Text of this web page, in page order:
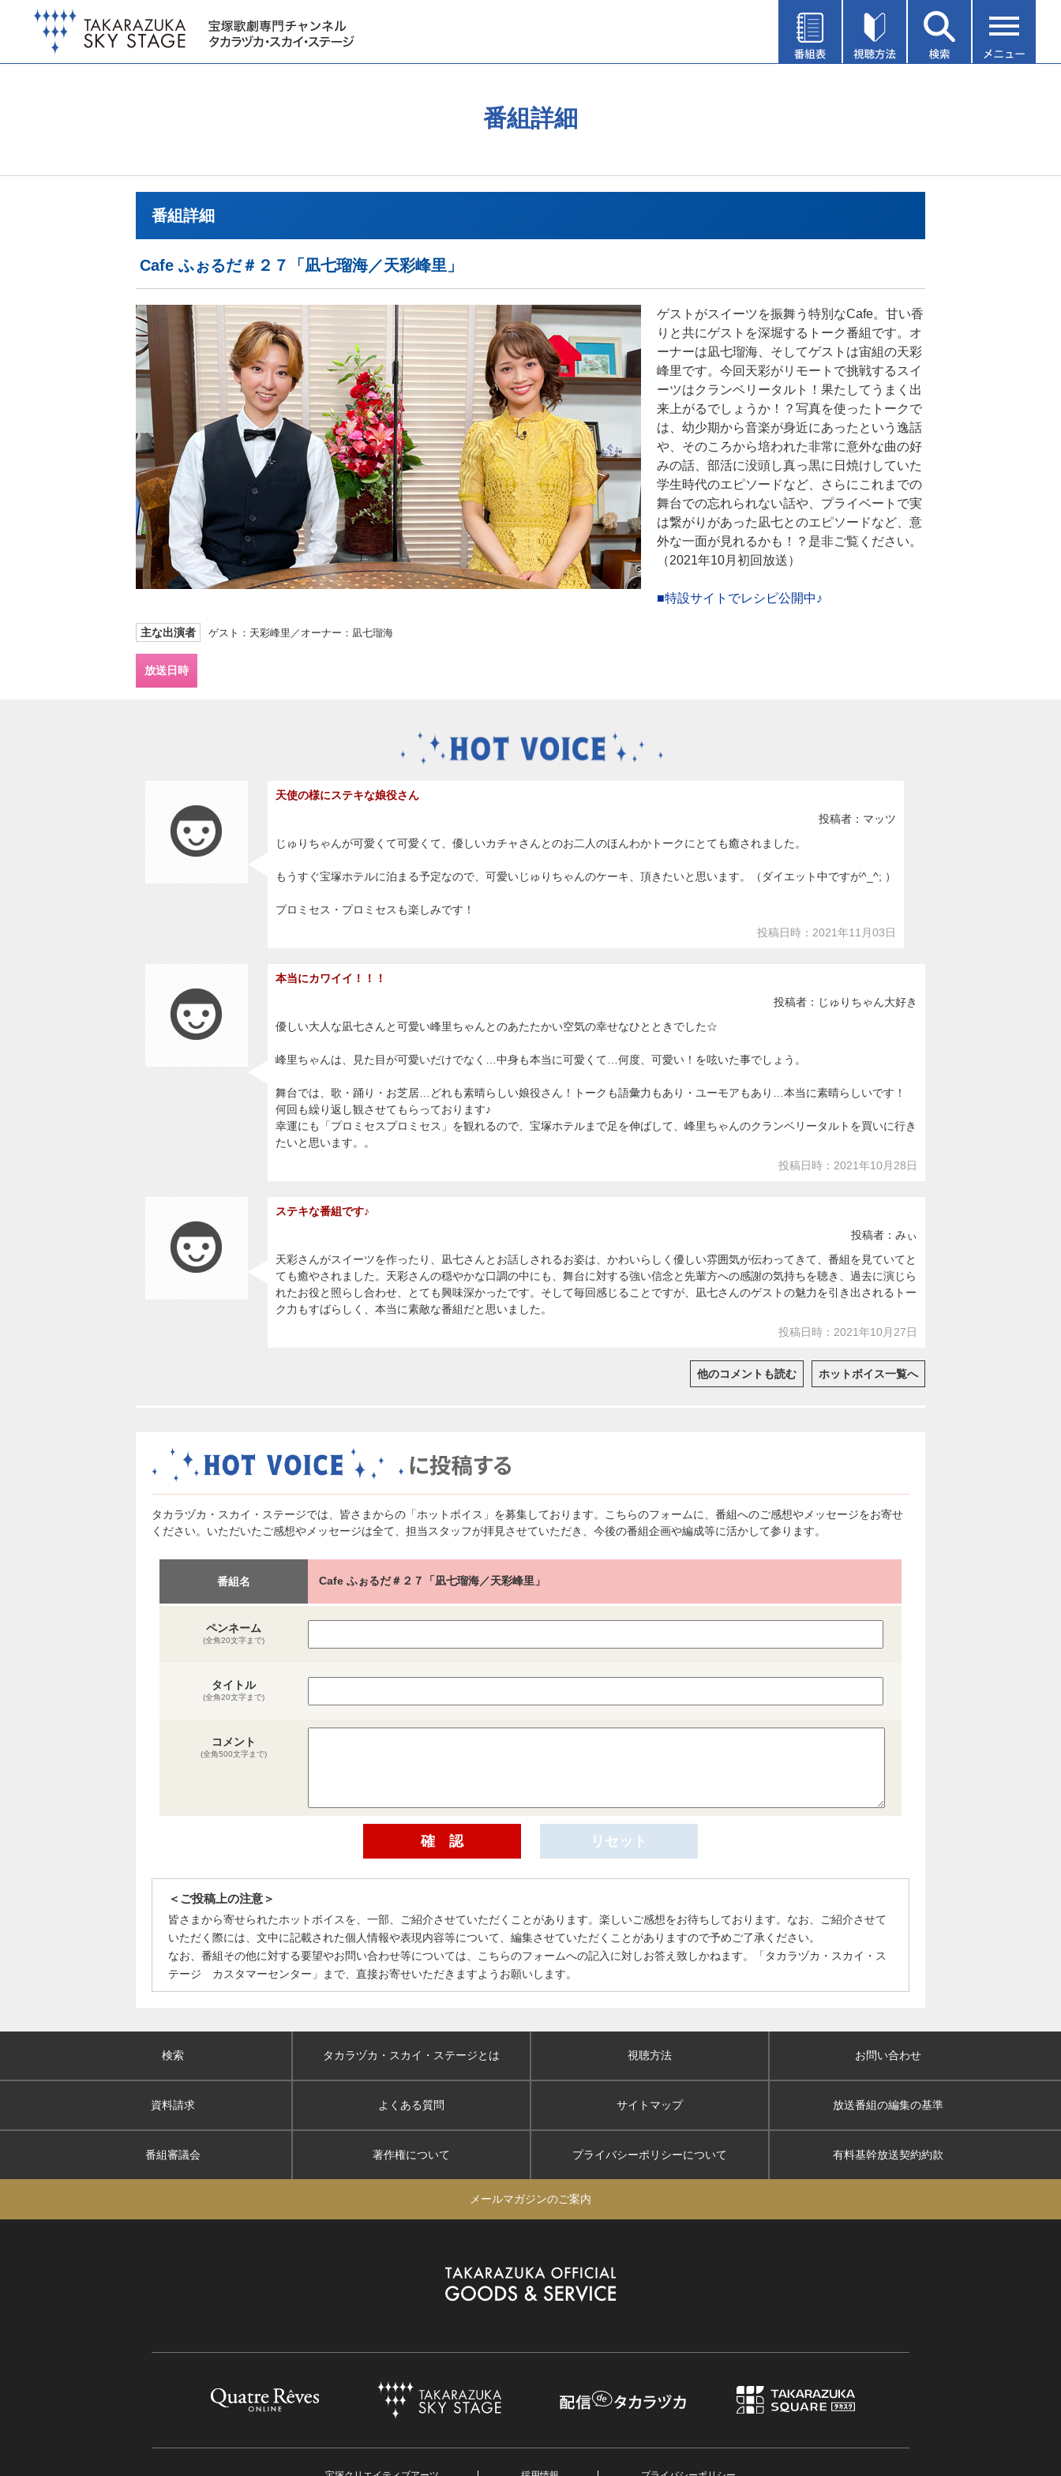
番組詳細
番組詳細
Cafe ふぉるだ＃２７「凪七瑠海／天彩峰里」
ゲストがスイーツを振舞う特別なCafe。甘い香
りと共にゲストを深堀するトーク番組です。オ
ーナーは凪七瑠海、そしてゲストは宙組の天彩
峰里です。今回天彩がリモートで挑戦するスイ
ーツはクランベリータルト！果たしてうまく出
来上がるでしょうか！？写真を使ったトークで
は、幼少期から音楽が身近にあったという逸話
や、そのころから培われた非常に意外な曲の好
みの話、部活に没頭し真っ黒に日焼けしていた
学生時代のエピソードなど、さらにこれまでの
舞台での忘れられない話や、プライベートで実
は繋がりがあった凪七とのエピソードなど、意
外な一面が見れるかも！？是非ご覧ください。
（2021年10月初回放送）
■特設サイトでレシピ公開中♪
主な出演者 ゲスト：天彩峰里／オーナー：凪七瑠海
放送日時
天使の様にステキな娘役さん
投稿者：マッツ
じゅりちゃんが可愛くて可愛くて、優しいカチャさんとのお二人のほんわかトークにとても癒されました。
もうすぐ宝塚ホテルに泊まる予定なので、可愛いじゅりちゃんのケーキ、頂きたいと思います。（ダイエット中ですが^_^; ）
プロミセス・プロミセスも楽しみです！
投稿日時：2021年11月03日
本当にカワイイ！！！
投稿者：じゅりちゃん大好き
優しい大人な凪七さんと可愛い峰里ちゃんとのあたたかい空気の幸せなひとときでした☆
峰里ちゃんは、見た目が可愛いだけでなく…中身も本当に可愛くて…何度、可愛い！を呟いた事でしょう。
舞台では、歌・踊り・お芝居…どれも素晴らしい娘役さん！トークも語彙力もあり・ユーモアもあり…本当に素晴らしいです！
何回も繰り返し観させてもらっております♪
幸運にも「プロミセスプロミセス」を観れるので、宝塚ホテルまで足を伸ばして、峰里ちゃんのクランベリータルトを買いに行き
たいと思います。。
投稿日時：2021年10月28日
ステキな番組です♪
投稿者：みぃ
天彩さんがスイーツを作ったり、凪七さんとお話しされるお姿は、かわいらしく優しい雰囲気が伝わってきて、番組を見ていてと
ても癒やされました。天彩さんの穏やかな口調の中にも、舞台に対する強い信念と先輩方への感謝の気持ちを聴き、過去に演じら
れたお役と照らし合わせ、とても興味深かったです。そして毎回感じることですが、凪七さんのゲストの魅力を引き出されるトー
ク力もすばらしく、本当に素敵な番組だと思いました。
投稿日時：2021年10月27日
他のコメントも読む ホットボイス一覧へ
タカラヅカ・スカイ・ステージでは、皆さまからの「ホットボイス」を募集しております。こちらのフォームに、番組へのご感想やメッセージをお寄せ
ください。いただいたご感想やメッセージは全て、担当スタッフが拝見させていただき、今後の番組企画や編成等に活かして参ります。
番組名 Cafe ふぉるだ＃２７「凪七瑠海／天彩峰里」
ペンネーム
(全角20文字まで)
タイトル
(全角20文字まで)
コメント
(全角500文字まで)
＜ご投稿上の注意＞
皆さまから寄せられたホットボイスを、一部、ご紹介させていただくことがあります。楽しいご感想をお待ちしております。なお、ご紹介させて
いただく際には、文中に記載された個人情報や表現内容等について、編集させていただくことがありますので予めご了承ください。
なお、番組その他に対する要望やお問い合わせ等については、こちらのフォームへの記入に対しお答え致しかねます。「タカラヅカ・スカイ・ス
テージ カスタマーセンター」まで、直接お寄せいただきますようお願いします。
検索 タカラヅカ・スカイ ・ステージとは 視聴方法 お問い合わせ
資料請求 よくある質問 サイトマップ 放送番組の編集の基準
番組審議会 著作権について プライバシーポリシーについて 有料基幹放送契約約款
メールマガジンのご案内